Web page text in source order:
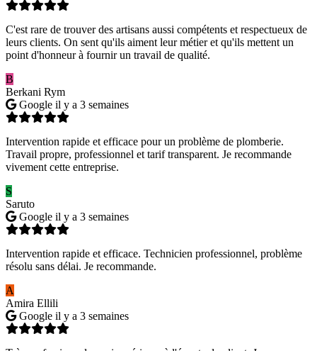
C'est rare de trouver des artisans aussi compétents et respectueux de
leurs clients. On sent qu'ils aiment leur métier et qu'ils mettent un
point d'honneur à fournir un travail de qualité.
B
Berkani Rym
Google il y a 3 semaines
Intervention rapide et efficace pour un problème de plomberie.
Travail propre, professionnel et tarif transparent. Je recommande
vivement cette entreprise.
S
Saruto
Google il y a 3 semaines
Intervention rapide et efficace. Technicien professionnel, problème
résolu sans délai. Je recommande.
A
Amira Ellili
Google il y a 3 semaines